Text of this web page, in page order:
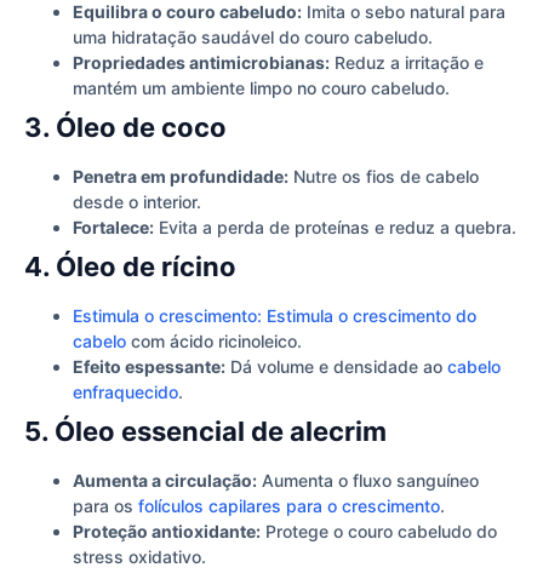
Equilibra o couro cabeludo: Imita o sebo natural para
uma hidratação saudável do couro cabeludo.
Propriedades antimicrobianas: Reduz a irritação e
mantém um ambiente limpo no couro cabeludo.
3. Óleo de coco
Penetra em profundidade: Nutre os fios de cabelo
desde o interior.
Fortalece: Evita a perda de proteínas e reduz a quebra.
4. Óleo de rícino
Estimula o crescimento: Estimula o crescimento do
cabelo com ácido ricinoleico.
Efeito espessante: Dá volume e densidade ao cabelo
enfraquecido.
5. Óleo essencial de alecrim
Aumenta a circulação: Aumenta o fluxo sanguíneo
para os folículos capilares para o crescimento.
Proteção antioxidante: Protege o couro cabeludo do
stress oxidativo.